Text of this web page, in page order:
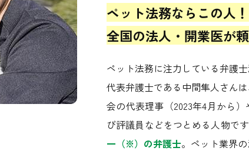
ペット法務ならこの人！
全国の法人・開業医が
ペット法務に注力している弁護
代表弁護士である中間隼人さん
会の代表理事（2023年4月から
び評議員などをつとめる人物です
一（※）の弁護士。ペット業界